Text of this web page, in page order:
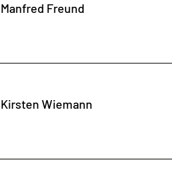
Manfred Freund
Kirsten Wiemann